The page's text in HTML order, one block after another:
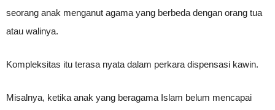
seorang anak menganut agama yang berbeda dengan orang tua
atau walinya.
Kompleksitas itu terasa nyata dalam perkara dispensasi kawin.
Misalnya, ketika anak yang beragama Islam belum mencapai